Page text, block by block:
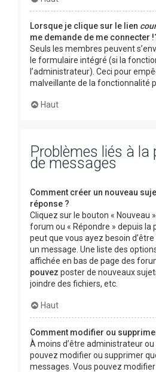
Lorsque je clique sur le lien
me demande de me connecter
Seuls les membres peuvent
le formulaire intégré (si la
l’administrateur). Ceci pour
malveillante de la fonctionnalité
Haut
Problèmes liés à la
de messages
Comment créer un nouveau
réponse ?
Cliquez sur le bouton « Nouveau
forum ou « Répondre » depuis la
peut que vous ayez besoin
un message. Une liste des
affichée en bas de page des
pouvez poster de nouveaux
joindre des fichiers, etc.
Haut
Comment modifier ou
À moins d’être administrateur
pouvez modifier ou supprimer
messages. Vous pouvez